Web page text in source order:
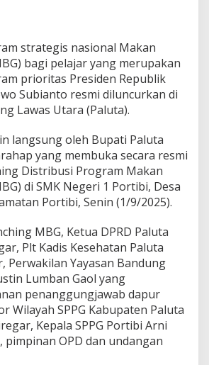
strategis nasional Makan
bagi pelajar yang merupakan
prioritas Presiden Republik
Subianto resmi diluncurkan di
Lawas Utara (Paluta).
langsung oleh Bupati Paluta
yang membuka secara resmi
Distribusi Program Makan
di SMK Negeri 1 Portibi, Desa
Portibi, Senin (1/9/2025).
MBG, Ketua DPRD Paluta
Plt Kadis Kesehatan Paluta
Perwakilan Yayasan Bandung
Lumban Gaol yang
penanggungjawab dapur
Wilayah SPPG Kabupaten Paluta
Kepala SPPG Portibi Arni
pimpinan OPD dan undangan